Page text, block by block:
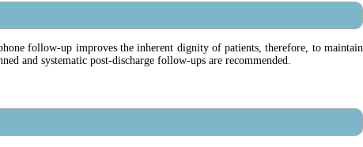
follow-up improves the inherent dignity of patients, therefore, to maintain
and systematic post-discharge follow-ups are recommended.